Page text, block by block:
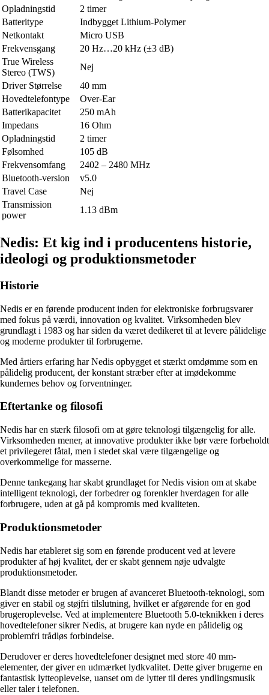
Opladningstid
2 timer
Batteritype
Indbygget Lithium-Polymer
Netkontakt
Micro USB
Frekvensgang
20 Hz…20 kHz (±3 dB)
True Wireless
Stereo (TWS)
Nej
Driver Størrelse
40 mm
Hovedtelefontype
Over-Ear
Batterikapacitet
250 mAh
Impedans
16 Ohm
Opladningstid
2 timer
Følsomhed
105 dB
Frekvensomfang
2402 – 2480 MHz
Bluetooth-version
v5.0
Travel Case
Nej
Transmission
power
1.13 dBm
Nedis: Et kig ind i producentens historie,
ideologi og produktionsmetoder
Historie
Nedis er en førende producent inden for elektroniske forbrugsvarer
med fokus på værdi, innovation og kvalitet. Virksomheden blev
grundlagt i 1983 og har siden da været dedikeret til at levere pålidelige
og moderne produkter til forbrugerne.
Med årtiers erfaring har Nedis opbygget et stærkt omdømme som en
pålidelig producent, der konstant stræber efter at imødekomme
kundernes behov og forventninger.
Eftertanke og filosofi
Nedis har en stærk filosofi om at gøre teknologi tilgængelig for alle.
Virksomheden mener, at innovative produkter ikke bør være forbeholdt
et privilegeret fåtal, men i stedet skal være tilgængelige og
overkommelige for masserne.
Denne tankegang har skabt grundlaget for Nedis vision om at skabe
intelligent teknologi, der forbedrer og forenkler hverdagen for alle
forbrugere, uden at gå på kompromis med kvaliteten.
Produktionsmetoder
Nedis har etableret sig som en førende producent ved at levere
produkter af høj kvalitet, der er skabt gennem nøje udvalgte
produktionsmetoder.
Blandt disse metoder er brugen af avanceret Bluetooth-teknologi, som
giver en stabil og støjfri tilslutning, hvilket er afgørende for en god
brugeroplevelse. Ved at implementere Bluetooth 5.0-teknikken i deres
hovedtelefoner sikrer Nedis, at brugere kan nyde en pålidelig og
problemfri trådløs forbindelse.
Derudover er deres hovedtelefoner designet med store 40 mm-
elementer, der giver en udmærket lydkvalitet. Dette giver brugerne en
fantastisk lytteoplevelse, uanset om de lytter til deres yndlingsmusik
eller taler i telefonen.